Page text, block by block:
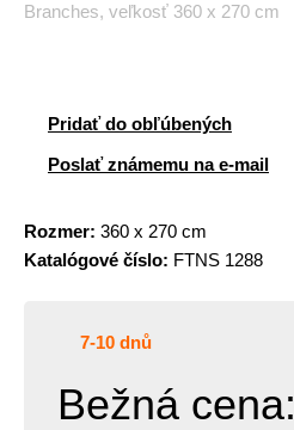
Branches, veľkosť 360 x 270 cm
Pridať do obľúbených
Poslať známemu na e-mail
Rozmer: 360 x 270 cm
Katalógové číslo: FTNS 1288
7-10 dnů
Bežná cena: